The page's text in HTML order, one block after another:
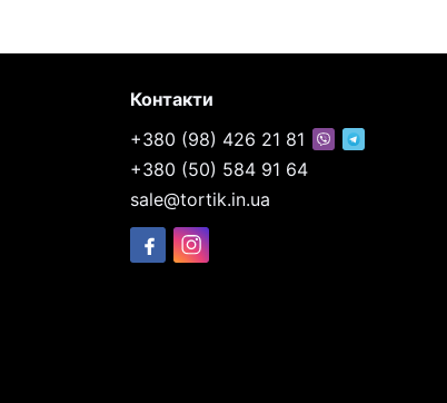
Контакти
+380 (98) 426 21 81
+380 (50) 584 91 64
sale@tortik.in.ua